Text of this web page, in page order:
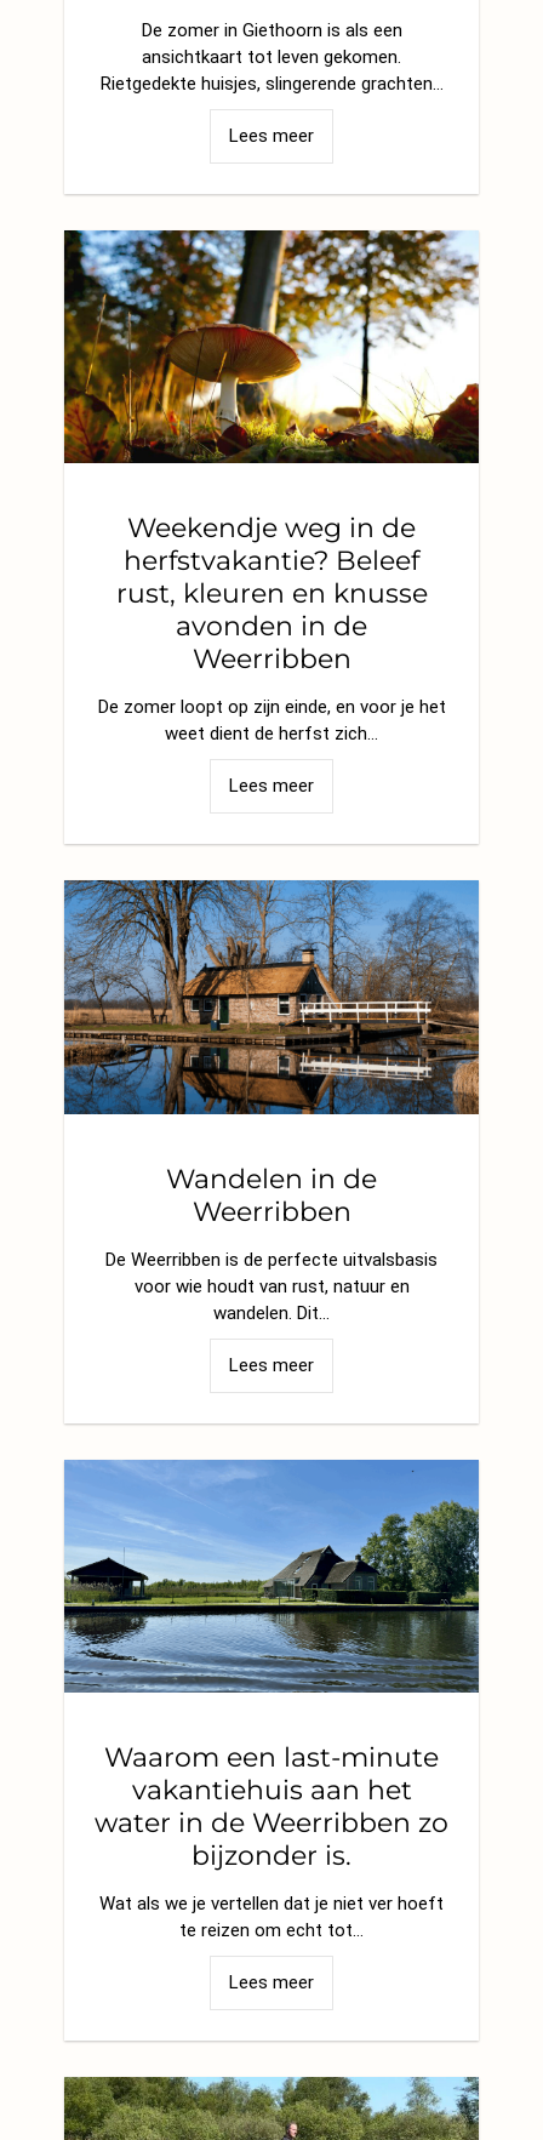
De zomer in Giethoorn is als een
ansichtkaart tot leven gekomen.
Rietgedekte huisjes, slingerende grachten…
Lees meer
Weekendje weg in de
herfstvakantie? Beleef
rust, kleuren en knusse
avonden in de
Weerribben
De zomer loopt op zijn einde, en voor je het
weet dient de herfst zich…
Lees meer
Wandelen in de
Weerribben
De Weerribben is de perfecte uitvalsbasis
voor wie houdt van rust, natuur en
wandelen. Dit…
Lees meer
Waarom een last-minute
vakantiehuis aan het
water in de Weerribben zo
bijzonder is.
Wat als we je vertellen dat je niet ver hoeft
te reizen om echt tot…
Lees meer